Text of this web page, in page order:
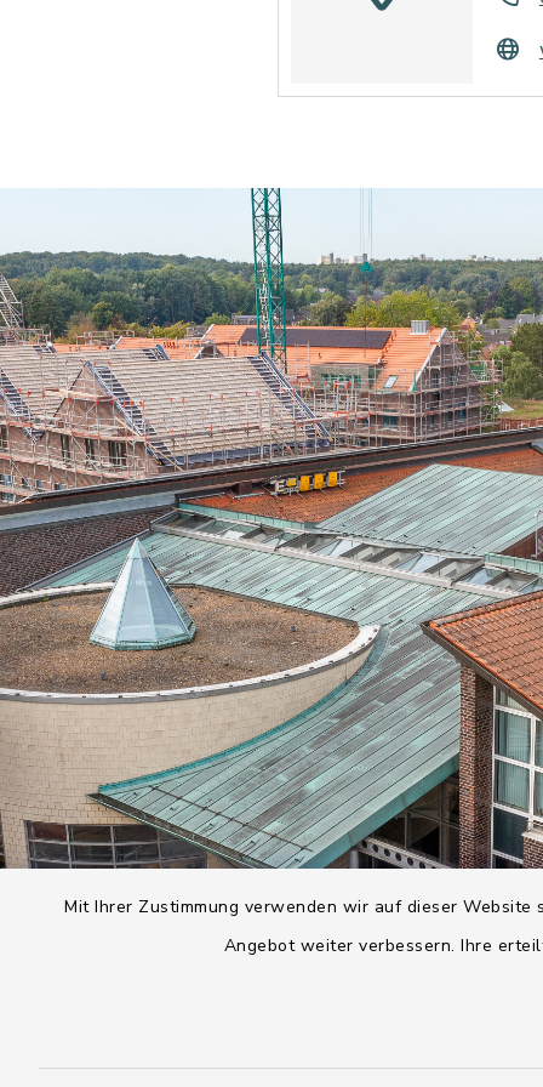
Mit Ihrer Zustimmung verwenden wir auf dieser
Angebot weiter verbessern. Ihre